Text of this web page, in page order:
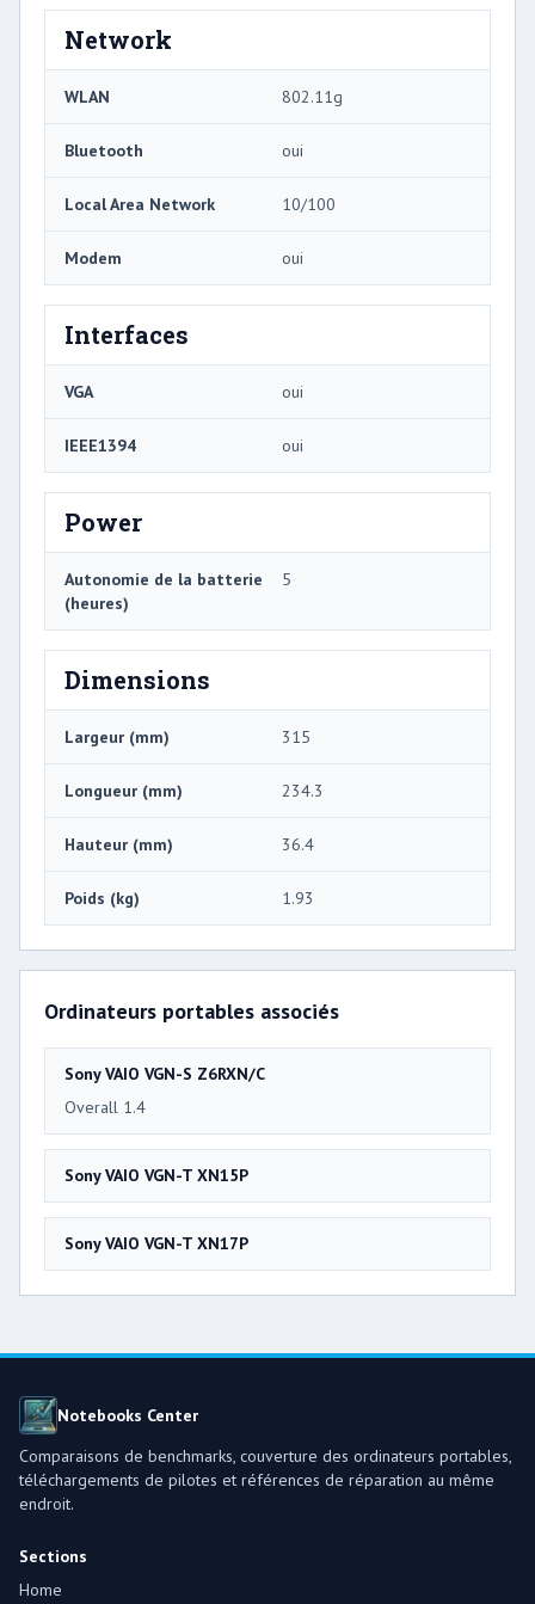
Network
WLAN 802.11g
Bluetooth oui
Local Area Network 10/100
Modem oui
Interfaces
VGA oui
IEEE1394 oui
Power
Autonomie de la batterie
(heures)
5
Dimensions
Largeur (mm) 315
Longueur (mm) 234.3
Hauteur (mm) 36.4
Poids (kg) 1.93
Ordinateurs portables associés
Sony VAIO VGN-S Z6RXN/C
Overall 1.4
Sony VAIO VGN-T XN15P
Sony VAIO VGN-T XN17P
Notebooks Center
Comparaisons de benchmarks, couverture des ordinateurs portables,
téléchargements de pilotes et références de réparation au même
endroit.
Sections
Home